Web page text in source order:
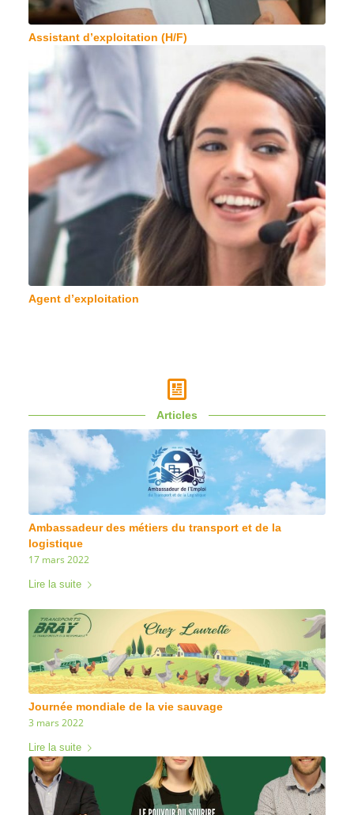
Assistant d’exploitation (H/F)
Agent d’exploitation
Articles
Ambassadeur des métiers du transport et de la
logistique
17 mars 2022
Lire la suite
Journée mondiale de la vie sauvage
3 mars 2022
Lire la suite